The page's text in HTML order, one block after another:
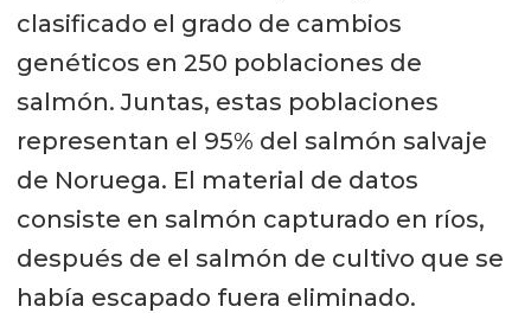
clasificado el grado de cambios
genéticos en 250 poblaciones de
salmón. Juntas, estas poblaciones
representan el 95% del salmón salvaje
de Noruega. El material de datos
consiste en salmón capturado en ríos,
después de el salmón de cultivo que se
había escapado fuera eliminado.